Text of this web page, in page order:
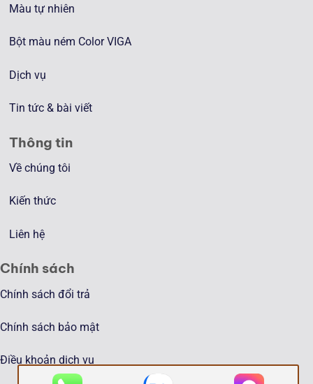
Màu tự nhiên
Bột màu ném Color VIGA
Dịch vụ
Tin tức & bài viết
Thông tin
Về chúng tôi
Kiến thức
Liên hệ
Chính sách
Chính sách đổi trả
Chính sách bảo mật
Điều khoản dịch vụ